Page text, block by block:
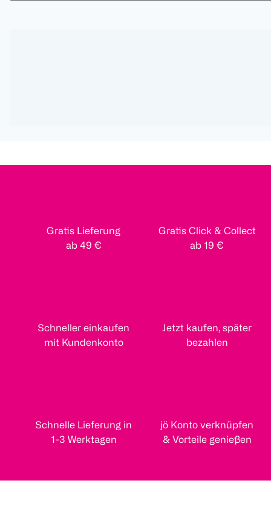
Gratis Lieferung
ab 49 €
Gratis Click & Collect
ab 19 €
Schneller einkaufen
mit Kundenkonto
Jetzt kaufen, später
bezahlen
Schnelle Lieferung in
1-3 Werktagen
jö Konto verknüpfen
& Vorteile genießen